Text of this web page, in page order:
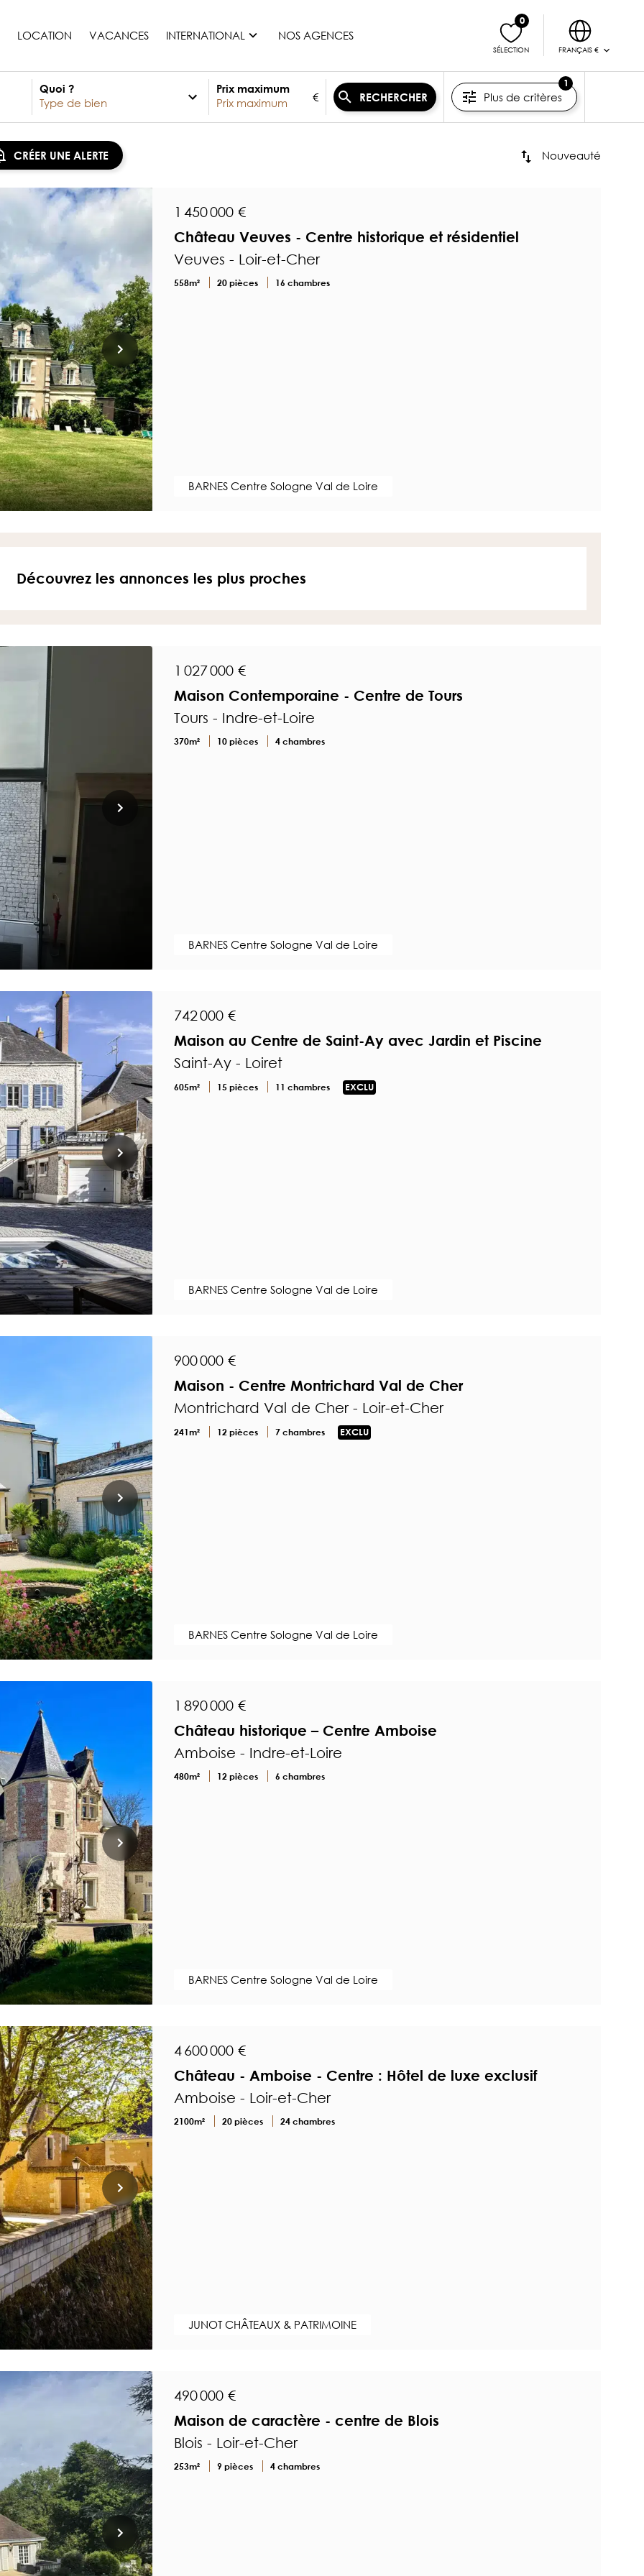
LOCATION VACANCES INTERNATIONAL
France
Maurice
Etats-unis
Suisse
Tous les pays
NOS AGENCES
SÉLECTION
0
FRANÇAIS €
Quoi ? Prix maximum
€ RECHERCHER Plus de critères
1
CRÉER UNE ALERTE Nouveauté
1 450 000 €
Château Veuves - Centre historique et résidentiel
Veuves - Loir-et-Cher
558m² 20 pièces 16 chambres
BARNES Centre Sologne Val de Loire
Découvrez les annonces les plus proches
1 027 000 €
Maison Contemporaine - Centre de Tours
Tours - Indre-et-Loire
370m² 10 pièces 4 chambres
BARNES Centre Sologne Val de Loire
742 000 €
Maison au Centre de Saint-Ay avec Jardin et Piscine
Saint-Ay - Loiret
605m² 15 pièces 11 chambres EXCLU
BARNES Centre Sologne Val de Loire
900 000 €
Maison - Centre Montrichard Val de Cher
Montrichard Val de Cher - Loir-et-Cher
241m² 12 pièces 7 chambres EXCLU
BARNES Centre Sologne Val de Loire
1 890 000 €
Château historique – Centre Amboise
Amboise - Indre-et-Loire
480m² 12 pièces 6 chambres
BARNES Centre Sologne Val de Loire
4 600 000 €
Château - Amboise - Centre : Hôtel de luxe exclusif
Amboise - Loir-et-Cher
2100m² 20 pièces 24 chambres
JUNOT CHÂTEAUX & PATRIMOINE
490 000 €
Maison de caractère - centre de Blois
Blois - Loir-et-Cher
253m² 9 pièces 4 chambres